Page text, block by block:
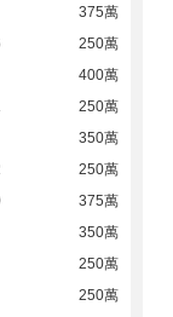
375萬
250萬
400萬
250萬
350萬
250萬
375萬
350萬
250萬
250萬